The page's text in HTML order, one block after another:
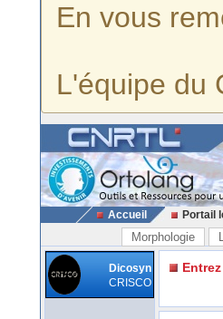
En vous
L'équipe du
Accueil Portail
Morphologie
Dicosyn
CRISCO